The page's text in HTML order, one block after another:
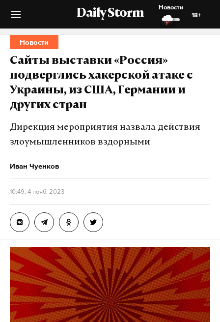
Daily Storm
Новости
18+
Новости
Сайты выставки «Россия»
подверглись хакерской атаке с
Украины, из США, Германии и
других стран
Дирекция мероприятия назвала действия
злоумышленников вздорными
Иван Чуенков
10:49, 4 нояб. 2023